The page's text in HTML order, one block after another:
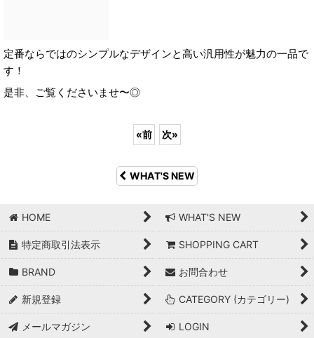
定番ならではのシンプルなデザインと高い汎用性が魅力の一品で
す！
是非、ご覧くださいませ〜◎
«前 次»
WHAT'S NEW
HOME WHAT'S NEW
特定商取引法表示 SHOPPING CART
BRAND お問合わせ
新規登録 CATEGORY (カテゴリー)
メールマガジン LOGIN